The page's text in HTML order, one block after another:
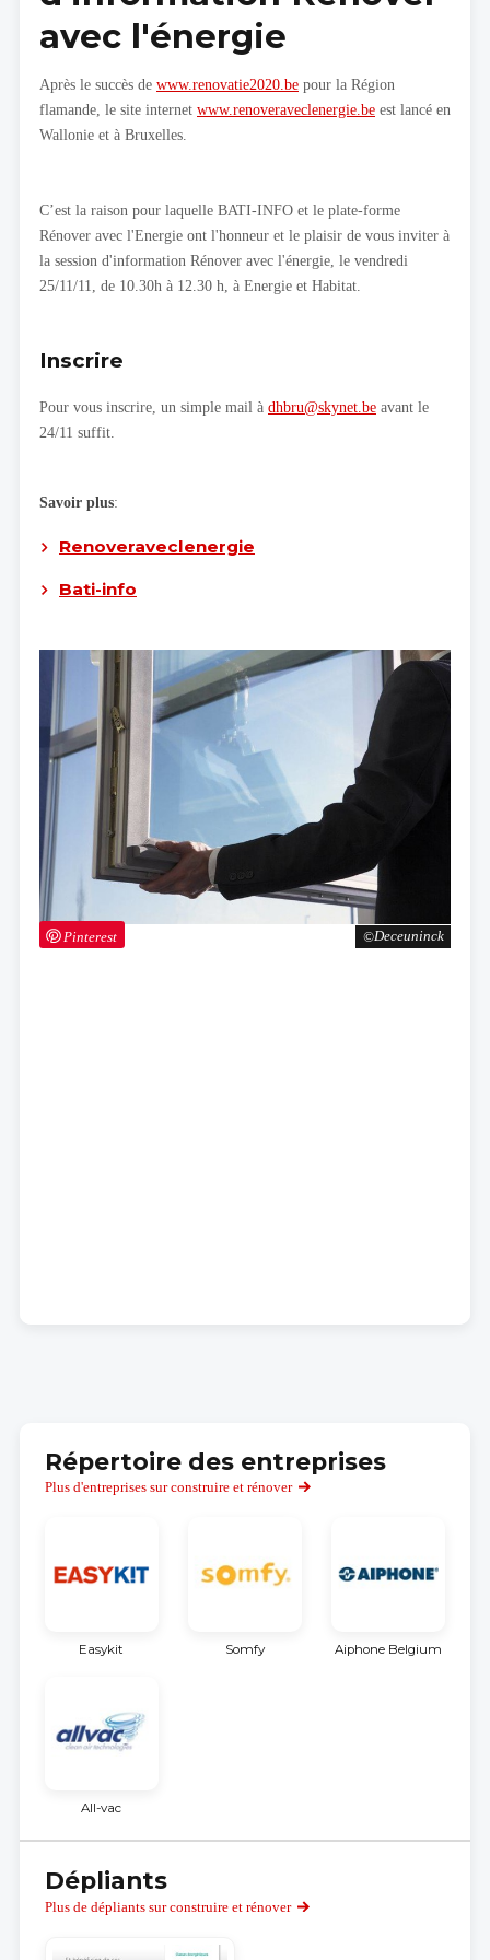
avec l'énergie
Deceuninck
Pinterest
Après le succès de www.renovatie2020.be pour la Région
flamande, le site internet www.renoveraveclenergie.be est lancé en
Wallonie et à Bruxelles.
C’est la raison pour laquelle BATI-INFO et le plate-forme
Rénover avec l'Energie ont l'honneur et le plaisir de vous inviter à
la session d'information Rénover avec l'énergie, le vendredi
25/11/11, de 10.30h à 12.30 h, à Energie et Habitat.
Inscrire
Pour vous inscrire, un simple mail à dhbru@skynet.be avant le
24/11 suffit.
Savoir plus:
Renoveraveclenergie
Bati-info
Répertoire des entreprises
Plus d'entreprises sur construire et rénover
Easykit Somfy Aiphone Belgium
All-vac
Dépliants
Plus de dépliants sur construire et rénover